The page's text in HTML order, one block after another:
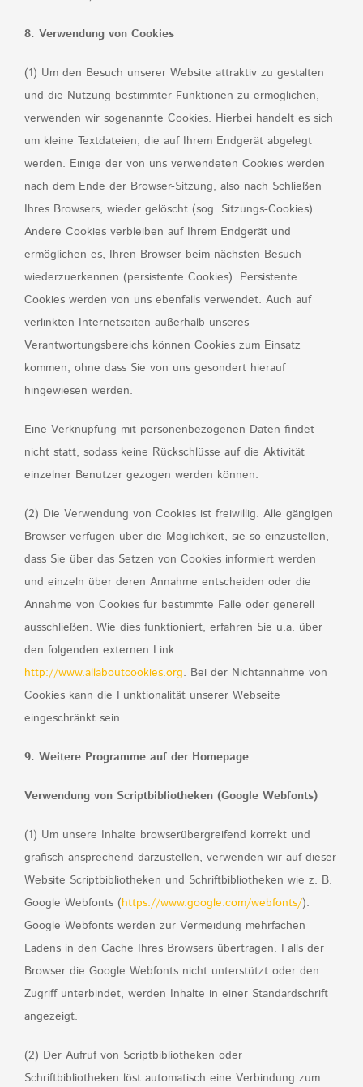
8. Verwendung von Cookies
(1) Um den Besuch unserer Website attraktiv zu gestalten
und die Nutzung bestimmter Funktionen zu ermöglichen,
verwenden wir sogenannte Cookies. Hierbei handelt es sich
um kleine Textdateien, die auf Ihrem Endgerät abgelegt
werden. Einige der von uns verwendeten Cookies werden
nach dem Ende der Browser-Sitzung, also nach Schließen
Ihres Browsers, wieder gelöscht (sog. Sitzungs-Cookies).
Andere Cookies verbleiben auf Ihrem Endgerät und
ermöglichen es, Ihren Browser beim nächsten Besuch
wiederzuerkennen (persistente Cookies). Persistente
Cookies werden von uns ebenfalls verwendet. Auch auf
verlinkten Internetseiten außerhalb unseres
Verantwortungsbereichs können Cookies zum Einsatz
kommen, ohne dass Sie von uns gesondert hierauf
hingewiesen werden.
Eine Verknüpfung mit personenbezogenen Daten findet
nicht statt, sodass keine Rückschlüsse auf die Aktivität
einzelner Benutzer gezogen werden können.
(2) Die Verwendung von Cookies ist freiwillig. Alle gängigen
Browser verfügen über die Möglichkeit, sie so einzustellen,
dass Sie über das Setzen von Cookies informiert werden
und einzeln über deren Annahme entscheiden oder die
Annahme von Cookies für bestimmte Fälle oder generell
ausschließen. Wie dies funktioniert, erfahren Sie u.a. über
den folgenden externen Link:
http://www.allaboutcookies.org. Bei der Nichtannahme von
Cookies kann die Funktionalität unserer Webseite
eingeschränkt sein.
9. Weitere Programme auf der Homepage
Verwendung von Scriptbibliotheken (Google Webfonts)
(1) Um unsere Inhalte browserübergreifend korrekt und
grafisch ansprechend darzustellen, verwenden wir auf dieser
Website Scriptbibliotheken und Schriftbibliotheken wie z. B.
Google Webfonts (https://www.google.com/webfonts/).
Google Webfonts werden zur Vermeidung mehrfachen
Ladens in den Cache Ihres Browsers übertragen. Falls der
Browser die Google Webfonts nicht unterstützt oder den
Zugriff unterbindet, werden Inhalte in einer Standardschrift
angezeigt.
(2) Der Aufruf von Scriptbibliotheken oder
Schriftbibliotheken löst automatisch eine Verbindung zum